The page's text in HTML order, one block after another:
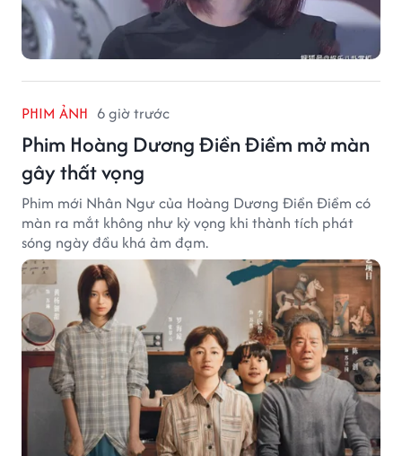
PHIM ẢNH 6 giờ trước
Phim Hoàng Dương Điền Điềm mở màn
gây thất vọng
Phim mới Nhân Ngư của Hoàng Dương Điền Điềm có
màn ra mắt không như kỳ vọng khi thành tích phát
sóng ngày đầu khá ảm đạm.